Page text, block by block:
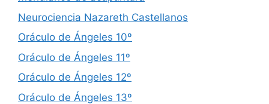
Neurociencia Nazareth Castellanos
Oráculo de Ángeles 10º
Oráculo de Ángeles 11º
Oráculo de Ángeles 12º
Oráculo de Ángeles 13º